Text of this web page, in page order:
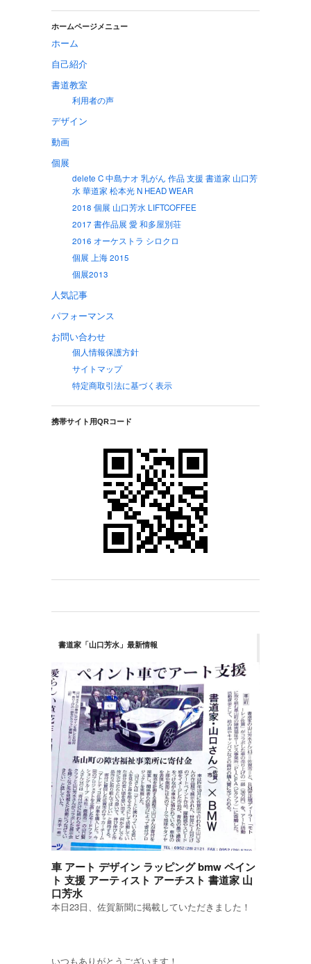
ホームページメニュー
ホーム
自己紹介
書道教室
利用者の声
デザイン
動画
個展
delete C 中島ナオ 乳がん 作品 支援 書道家 山口芳
水 華道家 松本光 N HEAD WEAR
2018 個展 山口芳水 LIFTCOFFEE
2017 書作品展 愛 和多屋別荘
2016 オーケストラ シロクロ
個展 上海 2015
個展2013
人気記事
パフォーマンス
お問い合わせ
個人情報保護方針
サイトマップ
特定商取引法に基づく表示
携帯サイト用QRコード
書道家「山口芳水」最新情報
車 アート デザイン ラッピング bmw ペイン
ト 支援 アーティスト アーチスト 書道家 山
口芳水
本日23日、佐賀新聞に掲載していただきました！
いつもありがとうございます！